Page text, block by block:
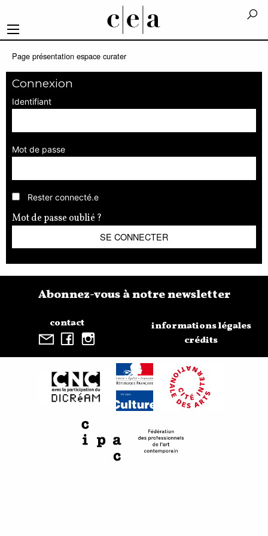
Page présentation espace curater
Connexion
Identifiant
Mot de passe
Rester connecté.e
Mot de passe oublié ?
contact
Abonnez-vous à notre newsletter
informations légales
crédits